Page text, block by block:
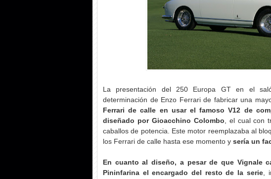
La presentación del 250 Europa GT en el
determinación de Enzo Ferrari de fabricar una
Ferrari de calle en usar el famoso V12 de
diseñado por Gioacchino Colombo, el cual con
caballos de potencia. Este motor reemplazaba al
los Ferrari de calle hasta ese momento y sería un
En cuanto al diseño, a pesar de que Vignale
Pininfarina el encargado del resto de la serie,